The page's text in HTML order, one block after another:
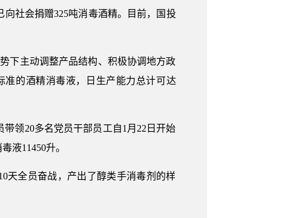
社会捐赠325吨消毒酒精。目前，国投
下主动调整产品结构、积极协调地方政
的酒精消毒液，日生产能力总计可达
领20多名党员干部员工自1月22日开始
液11450升。
天全员奋战，产出了醇类手消毒剂的样